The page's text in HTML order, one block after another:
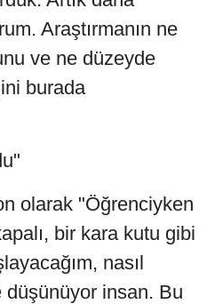
Araştırmanın ne
ve ne düzeyde
burada
olarak "Öğrenciyken
bir kara kutu gibi
nasıl
insan. Bu